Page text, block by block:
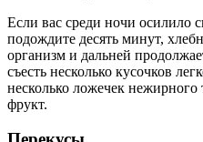
Если вас среди ночи осилило
подождите десять минут,
организм и дальней
съесть несколько кусочков
несколько ложечек нежирного
фрукт.